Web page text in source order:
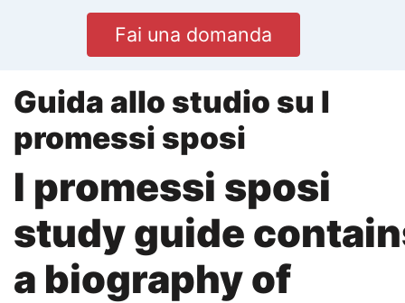
Fai una domanda
Guida allo studio su I
promessi sposi
I promessi sposi
study guide
a biography of